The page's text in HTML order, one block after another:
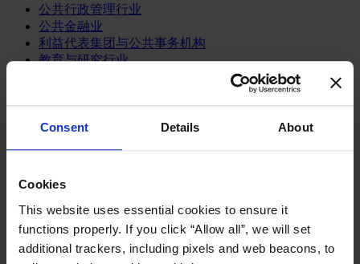
Consent Details About
Cookies
This website uses essential cookies to ensure it
functions properly. If you click “Allow all”, we will set
additional trackers, including pixels and web beacons, to
公共行政管理行业
公共金融业
利益代表集团与公共事务机构
教育与研究行业
经济、社会与人类发展
媒体和娱乐业
消费品
餐饮、旅游与酒店业